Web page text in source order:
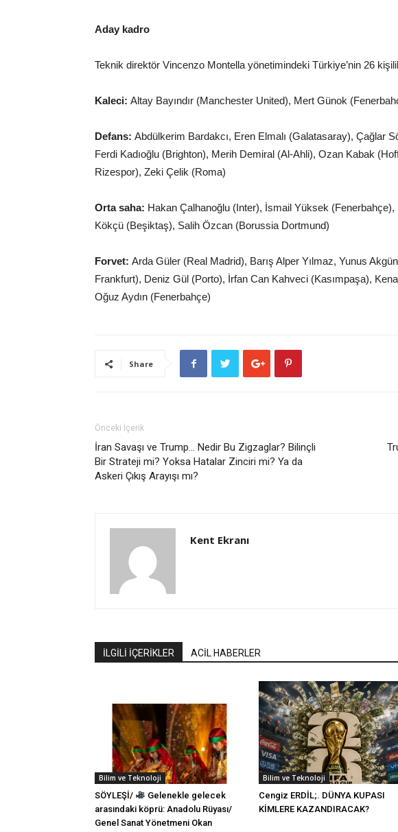
Aday kadro
Teknik direktör Vincenzo Montella yönetimindeki Türkiye’nin 26
Kaleci: Altay Bayındır (Manchester United), Mert Günok
Defans: Abdülkerim Bardakcı, Eren Elmalı (Galatasaray), Çağlar
Ferdi Kadıoğlu (Brighton), Merih Demiral (Al-Ahli), Ozan Kabak
Rizespor), Zeki Çelik (Roma)
Orta saha: Hakan Çalhanoğlu (Inter), İsmail Yüksek
Kökçü (Beşiktaş), Salih Özcan (Borussia Dortmund)
Forvet: Arda Güler (Real Madrid), Barış Alper Yılmaz, Yunus
Frankfurt), Deniz Gül (Porto), İrfan Can Kahveci (Kasımpaşa),
Oğuz Aydın (Fenerbahçe)
Share
Önceki İçerik
İran Savaşı ve Trump… Nedir Bu Zigzaglar? Bilinçli
Bir Strateji mi? Yoksa Hatalar Zinciri mi? Ya da
Askeri Çıkış Arayışı mı?
Kent Ekranı
İLGİLİ İÇERİKLER ACİL HABERLER
Bilim ve Teknoloji
SÖYLEŞİ/
Gelenekle gelecek
arasındaki köprü: Anadolu Rüyası/
Genel Sanat Yönetmeni Okan
Bilim ve Teknoloji
Cengiz ERDİL;. DÜNYA KUPASI
KİMLERE KAZANDIRACAK?